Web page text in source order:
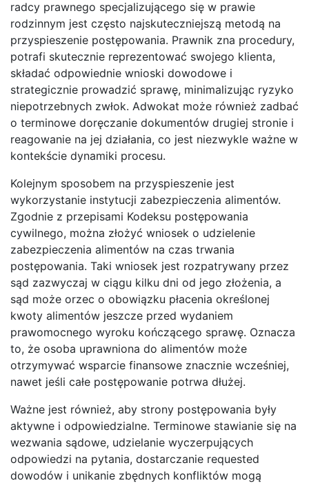
radcy prawnego specjalizującego się w prawie
rodzinnym jest często najskuteczniejszą metodą na
przyspieszenie postępowania. Prawnik zna procedury,
potrafi skutecznie reprezentować swojego klienta,
składać odpowiednie wnioski dowodowe i
strategicznie prowadzić sprawę, minimalizując ryzyko
niepotrzebnych zwłok. Adwokat może również zadbać
o terminowe doręczanie dokumentów drugiej stronie i
reagowanie na jej działania, co jest niezwykle ważne w
kontekście dynamiki procesu.
Kolejnym sposobem na przyspieszenie jest
wykorzystanie instytucji zabezpieczenia alimentów.
Zgodnie z przepisami Kodeksu postępowania
cywilnego, można złożyć wniosek o udzielenie
zabezpieczenia alimentów na czas trwania
postępowania. Taki wniosek jest rozpatrywany przez
sąd zazwyczaj w ciągu kilku dni od jego złożenia, a
sąd może orzec o obowiązku płacenia określonej
kwoty alimentów jeszcze przed wydaniem
prawomocnego wyroku kończącego sprawę. Oznacza
to, że osoba uprawniona do alimentów może
otrzymywać wsparcie finansowe znacznie wcześniej,
nawet jeśli całe postępowanie potrwa dłużej.
Ważne jest również, aby strony postępowania były
aktywne i odpowiedzialne. Terminowe stawianie się na
wezwania sądowe, udzielanie wyczerpujących
odpowiedzi na pytania, dostarczanie requested
dowodów i unikanie zbędnych konfliktów mogą